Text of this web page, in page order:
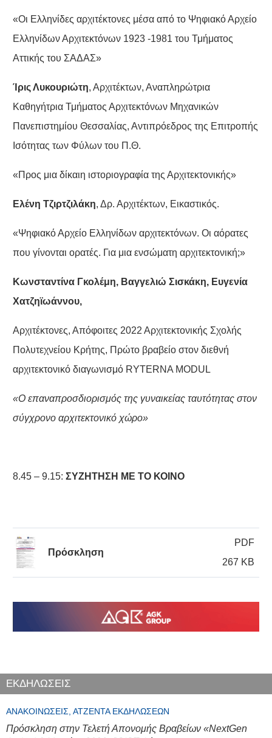
«Οι Ελληνίδες αρχιτέκτονες μέσα από το Ψηφιακό Αρχείο
Ελληνίδων Αρχιτεκτόνων 1923 -1981 του Τμήματος
Αττικής του ΣΑΔΑΣ»
Ίρις Λυκουριώτη, Αρχιτέκτων, Αναπληρώτρια
Καθηγήτρια Τμήματος Αρχιτεκτόνων Μηχανικών
Πανεπιστημίου Θεσσαλίας, Αντιπρόεδρος της Επιτροπής
Ισότητας των Φύλων του Π.Θ.
«Προς μια δίκαιη ιστοριογραφία της Αρχιτεκτονικής»
Ελένη Τζιρτζιλάκη, Δρ. Αρχιτέκτων, Εικαστικός.
«Ψηφιακό Αρχείο Ελληνίδων αρχιτεκτόνων. Οι αόρατες
που γίνονται ορατές. Για μια ενσώματη αρχιτεκτονική;»
Κωνσταντίνα Γκολέμη, Βαγγελιώ Σισκάκη, Ευγενία
Χατζηϊωάννου,
Αρχιτέκτονες, Απόφοιτες 2022 Αρχιτεκτονικής Σχολής
Πολυτεχνείου Κρήτης, Πρώτο βραβείο στον διεθνή
αρχιτεκτονικό διαγωνισμό RYTERNA MODUL
«Ο επαναπροσδιορισμός της γυναικείας ταυτότητας στον
σύγχρονο αρχιτεκτονικό χώρο»
8.45 – 9.15: ΣΥΖΗΤΗΣΗ ΜΕ ΤΟ ΚΟΙΝΟ
Πρόσκληση
PDF
267 KB
ΕΚΔΗΛΩΣΕΙΣ
ΑΝΑΚΟΙΝΏΣΕΙΣ, ΑΤΖΈΝΤΑ ΕΚΔΗΛΏΣΕΩΝ
Πρόσκληση στην Τελετή Απονομής Βραβείων «NextGen